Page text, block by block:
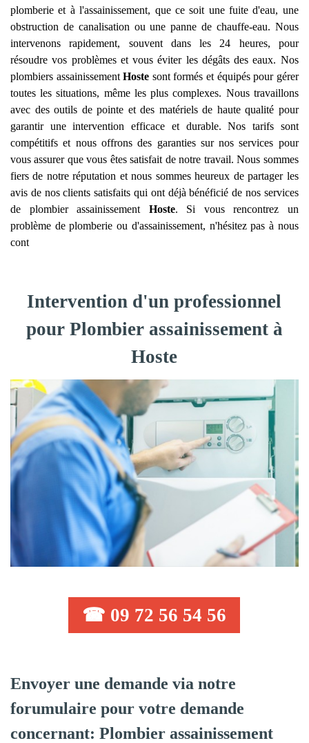
plomberie et à l'assainissement, que ce soit une fuite d'eau, une
obstruction de canalisation ou une panne de chauffe-eau. Nous
intervenons rapidement, souvent dans les 24 heures, pour
résoudre vos problèmes et vous éviter les dégâts des eaux. Nos
plombiers assainissementHoste sont formés et équipés pour gérer
toutes les situations, même les plus complexes. Nous travaillons
avec des outils de pointe et des matériels de haute qualité pour
garantir une intervention efficace et durable. Nos tarifs sont
compétitifs et nous offrons des garanties sur nos services pour
vous assurer que vous êtes satisfait de notre travail. Nous sommes
fiers de notre réputation et nous sommes heureux de partager les
avis de nos clients satisfaits qui ont déjà bénéficié de nos services
de plombier assainissement Hoste. Si vous rencontrez un
problème de plomberie ou d'assainissement, n'hésitez pas à nous
cont
Intervention d'un professionnel
pour Plombier assainissement à
Hoste
☎ 09 72 56 54 56
Envoyer une demande via notre
forumulaire pour votre demande
concernant: Plombier assainissement